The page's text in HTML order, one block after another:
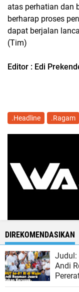
atas perhatian dan
berharap proses
dapat berjalan
(Tim)
Editor : Edi
.Headline .Ragam
DIREKOMENDASIKAN
Judul:
Andi